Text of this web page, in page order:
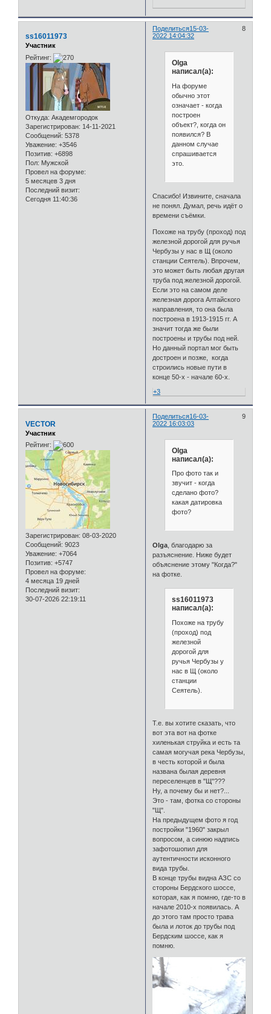
Поделиться 8
15-03-
2022 14:04:32
ss16011973
Участник
Рейтинг:
Откуда: Академгородок
Зарегистрирован: 14-11-2021
Сообщений: 5378
Уважение: +3546
Позитив: +6898
Пол: Мужской
Провел на форуме:
5 месяцев 3 дня
Последний визит:
Сегодня 11:40:36
Olga
написал(а):
На форуме
обычно этот
означает - когда
построен
объект?, когда он
появился? В
данном случае
спрашивается
это.
Спасибо! Извините, сначала
не понял. Думал, речь идёт о
времени съёмки.
Похоже на трубу (проход) под
железной дорогой для ручья
Чербузы у нас в Щ (около
станции Сеятель). Впрочем,
это может быть любая другая
труба под железной дорогой.
Если это на самом деле
железная дорога Алтайского
направления, то она была
построена в 1913-1915 гг. А
значит тогда же были
построены и трубы под ней.
Но данный портал мог быть
достроен и позже, когда
строились новые пути в
конце 50-х - начале 60-х.
+3
Поделиться 9
16-03-
2022 16:03:03
VECTOR
Участник
Рейтинг:
Зарегистрирован: 08-03-2020
Сообщений: 9023
Уважение: +7064
Позитив: +5747
Провел на форуме:
4 месяца 19 дней
Последний визит:
30-07-2026 22:19:11
Olga
написал(а):
Про фото так и
звучит - когда
сделано фото?
какая датировка
фото?
Olga , благодарю за
разъяснение. Ниже будет
объяснение этому "Когда?"
на фотке.
ss16011973
написал(а):
Похоже на трубу
(проход) под
железной
дорогой для
ручья Чербузы у
нас в Щ (около
станции
Сеятель).
Т.е. вы хотите сказать, что
вот эта вот на фотке
хиленькая струйка и есть та
самая могучая река Чербузы,
в честь которой и была
названа былая деревня
переселенцев в "Щ"???
Ну, а почему бы и нет?...
Это - там, фотка со стороны
"Щ".
На предыдущем фото я год
постройки "1960" закрыл
вопросом, а синюю надпись
зафотошопил для
аутентичности исконного
вида трубы.
В конце трубы видна АЗС со
стороны Бердского шоссе,
которая, как я помню, где-то в
начале 2010-х появилась. А
до этого там просто трава
была и лоток до трубы под
Бердским шоссе, как я
помню.